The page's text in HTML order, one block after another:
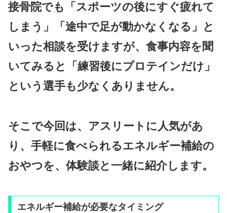
接骨院でも「スポーツの後にすぐ疲れて
しまう」「途中で足が動かなくなる」と
いった相談を受けますが、食事内容を聞
いてみると「練習後にプロテインだけ」
という選手も少なくありません。
そこで今回は、アスリートに人気があ
り、手軽に食べられるエネルギー補給の
おやつを、体験談と一緒に紹介します。
エネルギー補給が必要なタイミング